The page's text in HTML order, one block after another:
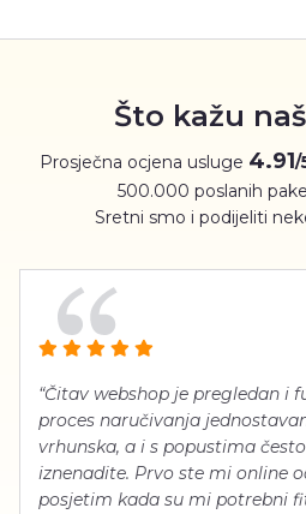
Što kažu
Prosječna ocjena usluge 4.91/
500.000 poslanih
Sretni smo i podijeliti
“Čitav webshop je pregledan i
proces naručivanja
vrhunska, a i s popustima
iznenadite. Prvo ste mi online
posjetim kada su mi potrebni